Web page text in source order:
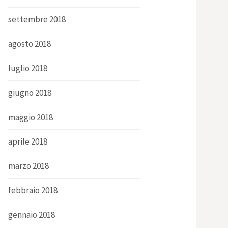
settembre 2018
agosto 2018
luglio 2018
giugno 2018
maggio 2018
aprile 2018
marzo 2018
febbraio 2018
gennaio 2018